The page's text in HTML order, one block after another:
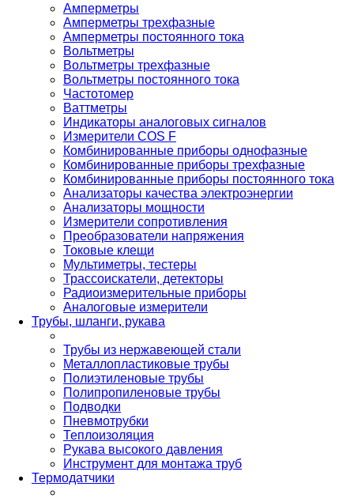
Амперметры
Амперметры трехфазные
Амперметры постоянного тока
Вольтметры
Вольтметры трехфазные
Вольтметры постоянного тока
Частотомер
Ваттметры
Индикаторы аналоговых сигналов
Измерители COS F
Комбинированные приборы однофазные
Комбинированные приборы трехфазные
Комбинированные приборы постоянного тока
Анализаторы качества электроэнергии
Анализаторы мощности
Измерители сопротивления
Преобразователи напряжения
Токовые клещи
Мультиметры, тестеры
Трассоискатели, детекторы
Радиоизмерительные приборы
Аналоговые измерители
Трубы, шланги, рукава
Трубы из нержавеющей стали
Металлопластиковые трубы
Полиэтиленовые трубы
Полипропиленовые трубы
Подводки
Пневмотрубки
Теплоизоляция
Рукава высокого давления
Инструмент для монтажа труб
Термодатчики